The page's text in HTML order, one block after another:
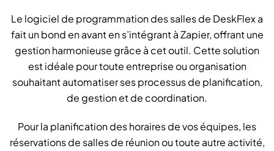
Le logiciel de programmation des salles de DeskFlex a
fait un bond en avant en s’intégrant à Zapier, offrant une
gestion harmonieuse grâce à cet outil. Cette solution
est idéale pour toute entreprise ou organisation
souhaitant automatiser ses processus de planification,
de gestion et de coordination.
Pour la planification des horaires de vos équipes, les
réservations de salles de réunion ou toute autre activité,